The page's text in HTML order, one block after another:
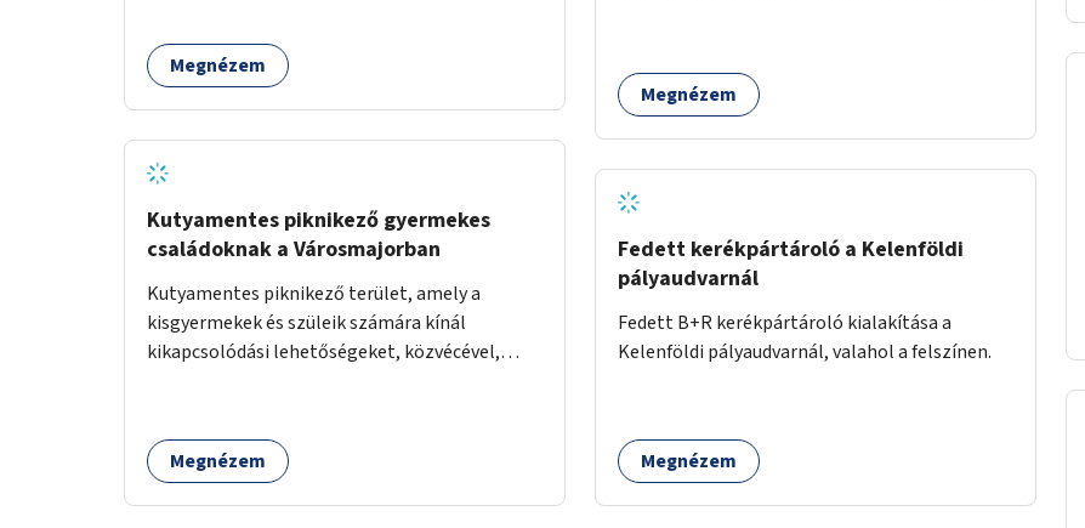
Megnézem
Kutyamentes piknikező gyermekes
családoknak a Városmajorban
Kutyamentes piknikező terület, amely a
kisgyermekek és szüleik számára kínál
kikapcsolódási lehetőségeket, közvécével,
Megnézem
Megnézem
Fedett kerékpártároló a Kelenföldi
pályaudvarnál
Fedett B+R kerékpártároló kialakítása a
Kelenföldi pályaudvarnál, valahol a felszínen.
Megnézem